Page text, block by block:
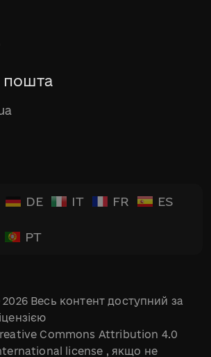
пошта
DE IT FR ES
PT
2026 Весь контент доступний за
Commons Attribution 4.0
license , якщо не